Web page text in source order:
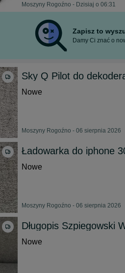
Moszyny Rogoźno - Dzisiaj o 06:31
Zapisz to
Damy Ci znać o
Sky Q Pilot do
Nowe
Moszyny Rogoźno - 06 sierpnia 2026
Ładowarka do iphone
Nowe
Moszyny Rogoźno - 06 sierpnia 2026
Długopis Szpiegowski
Nowe